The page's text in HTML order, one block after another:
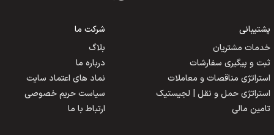
پشتیبانی
خدمات مشتریان
ثبت و پیگیری سفارشات
استراتژی مناقصات و معاملات
استراتژی حمل و نقل | لجیستیک
تامین مالی
شرکت ما
بلاگ
درباره ما
نماد های اعتماد سایت
سیاست حریم خصوصی
ارتباط با ما